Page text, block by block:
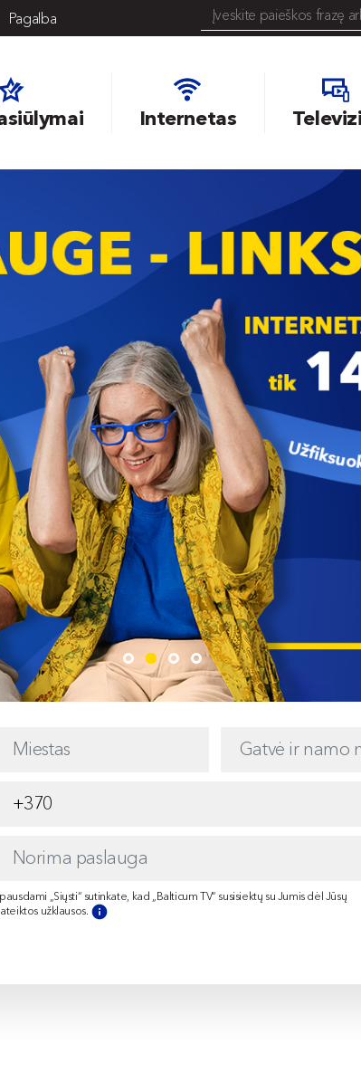
Pagalba
Internetas
„Siųsti“ sutinkate, kad „Balticum TV“ susisiektų su Jumis dėl Jūsų
užklausos.